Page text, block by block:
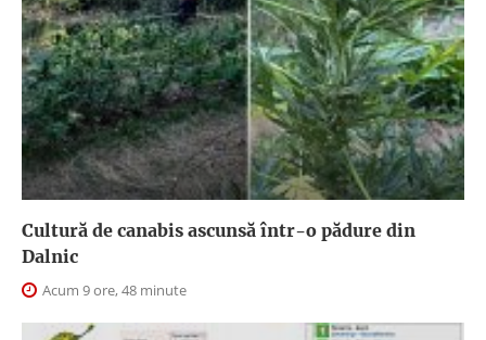
Cultură de canabis ascunsă într-o pădure din
Dalnic
Acum 9 ore, 48 minute